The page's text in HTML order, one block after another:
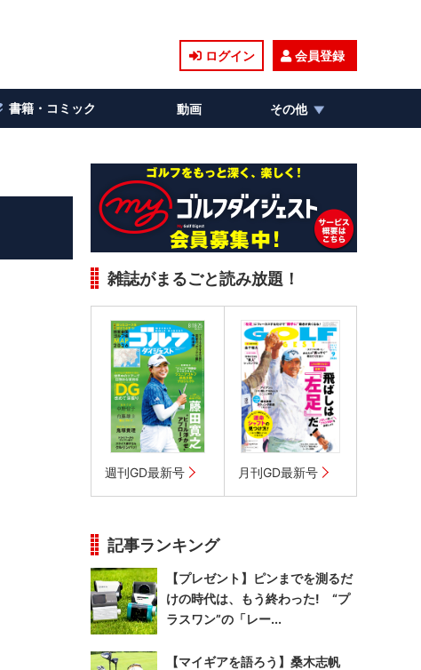
ログイン 会員登録
書籍・コミック 動画 その他
雑誌がまるごと読み放題！
週刊GD最新号 月刊GD最新号
記事ランキング
【プレゼント】ピンまでを測るだ
けの時代は、もう終わった! “プ
ラスワン”の「レー...
【マイギアを語ろう】桑木志帆